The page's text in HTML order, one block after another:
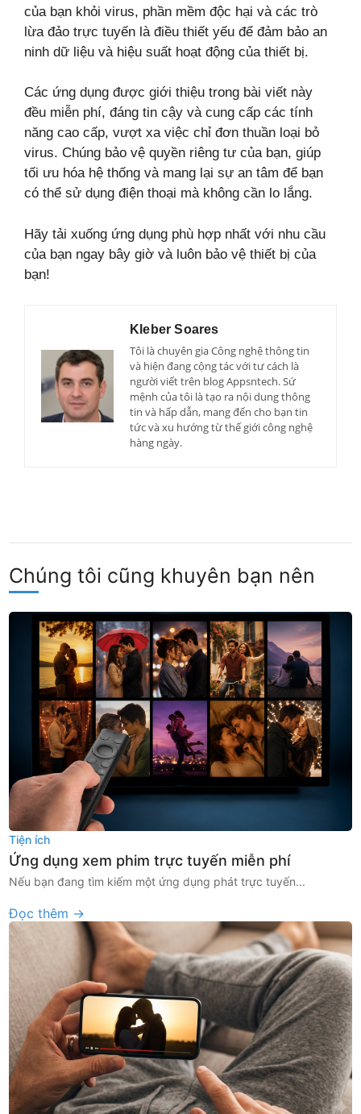
của bạn khỏi virus, phần mềm độc hại và các trò
lừa đảo trực tuyến là điều thiết yếu để đảm bảo an
ninh dữ liệu và hiệu suất hoạt động của thiết bị.
Các ứng dụng được giới thiệu trong bài viết này
đều miễn phí, đáng tin cậy và cung cấp các tính
năng cao cấp, vượt xa việc chỉ đơn thuần loại bỏ
virus. Chúng bảo vệ quyền riêng tư của bạn, giúp
tối ưu hóa hệ thống và mang lại sự an tâm để bạn
có thể sử dụng điện thoại mà không cần lo lắng.
Hãy tải xuống ứng dụng phù hợp nhất với nhu cầu
của bạn ngay bây giờ và luôn bảo vệ thiết bị của
bạn!
Kleber Soares
Tôi là chuyên gia Công nghệ thông tin
và hiện đang cộng tác với tư cách là
người viết trên blog Appsntech. Sứ
mệnh của tôi là tạo ra nội dung thông
tin và hấp dẫn, mang đến cho bạn tin
tức và xu hướng từ thế giới công nghệ
hàng ngày.
Chúng tôi cũng khuyên bạn nên
Tiện ích
Ứng dụng xem phim trực tuyến miễn phí
Nếu bạn đang tìm kiếm một ứng dụng phát trực tuyến...
Đọc thêm →